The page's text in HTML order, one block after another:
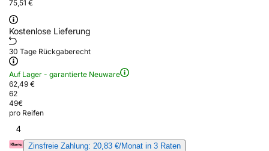
75,51 €
Kostenlose Lieferung
30 Tage Rückgaberecht
Auf Lager - garantierte Neuware
62,49 €
62
49€
pro Reifen
4
Zinsfreie Zahlung: 20,83 €/Monat in 3 Raten